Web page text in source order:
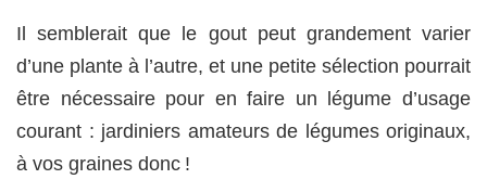
Il semblerait que le gout peut grandement varier
d’une plante à l’autre, et une petite sélection pourrait
être nécessaire pour en faire un légume d’usage
courant : jardiniers amateurs de légumes originaux,
à vos graines donc !